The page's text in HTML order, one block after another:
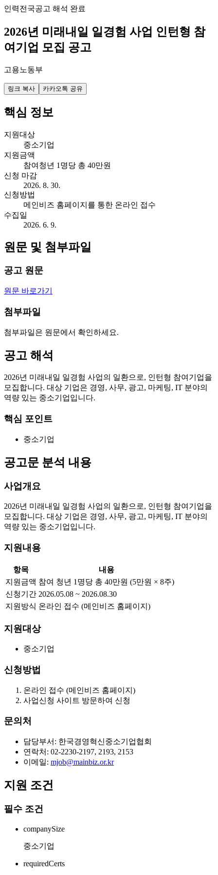
인력전국공고 해석 완료
2026년 미래내일 일경험 사업 인턴형 참
여기업 모집 공고
고용노동부
링크 복사 카카오톡 공유
핵심 정보
지원대상
중소기업
지원금액
참여청년 1명당 총 40만원
신청 마감
2026. 8. 30.
신청방법
메인비즈 홈페이지를 통한 온라인 접수
수집일
2026. 6. 9.
원문 및 첨부파일
공고 원문
원문 바로가기
첨부파일
첨부파일은 원문에서 확인하세요.
공고 해석
2026년 미래내일 일경험 사업의 일환으로, 인턴형 참여기업을
모집합니다. 대상 기업은 경영, 사무, 광고, 마케팅, IT 분야의
역량 있는 중소기업입니다.
핵심 포인트
중소기업
공고문 분석 내용
사업개요
2026년 미래내일 일경험 사업의 일환으로, 인턴형 참여기업을
모집합니다. 대상 기업은 경영, 사무, 광고, 마케팅, IT 분야의
역량 있는 중소기업입니다.
지원내용
항목
내용
지원금액 참여 청년 1명당 총 40만원 (5만원 × 8주)
신청기간 2026.05.08 ~ 2026.08.30
지원방식 온라인 접수 (메인비즈 홈페이지)
지원대상
중소기업
신청방법
온라인 접수 (메인비즈 홈페이지)
사업신청 사이트 방문하여 신청
문의처
담당부서: 한국경영혁신중소기업협회
연락처: 02-2230-2197, 2193, 2153
이메일: mjob@mainbiz.or.kr
지원 조건
필수 조건
companySize
중소기업
requiredCerts